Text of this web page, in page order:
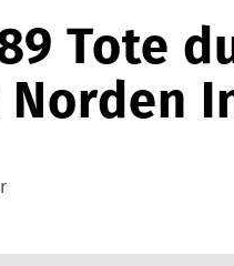
Tote